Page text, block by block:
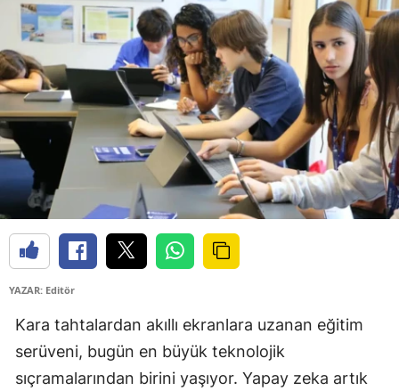
YAZAR: Editör
Kara tahtalardan akıllı ekranlara uzanan eğitim
serüveni, bugün en büyük teknolojik
sıçramalarından birini yaşıyor. Yapay zeka artık